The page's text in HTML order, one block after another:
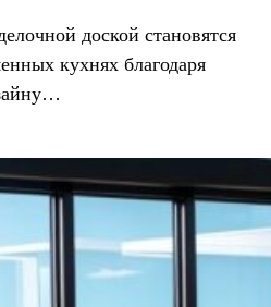
доской становятся
кухнях благодаря